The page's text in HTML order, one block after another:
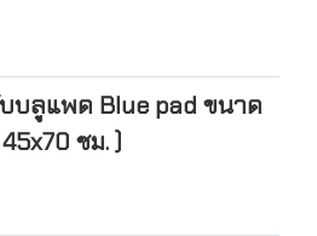
บลูแพด Blue pad ขนาด
ซม. )